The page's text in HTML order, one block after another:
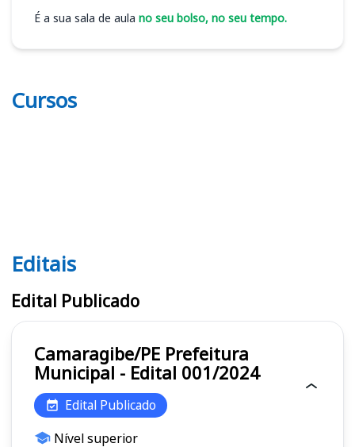
É a sua sala de aula no seu bolso, no seu tempo.
Cursos
Editais
Editais
Edital Publicado
Camaragibe/PE Prefeitura
Municipal - Edital 001/2024
Edital Publicado
Nível superior